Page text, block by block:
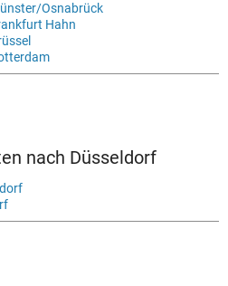
Osnabrück
Hahn
nach Düsseldorf